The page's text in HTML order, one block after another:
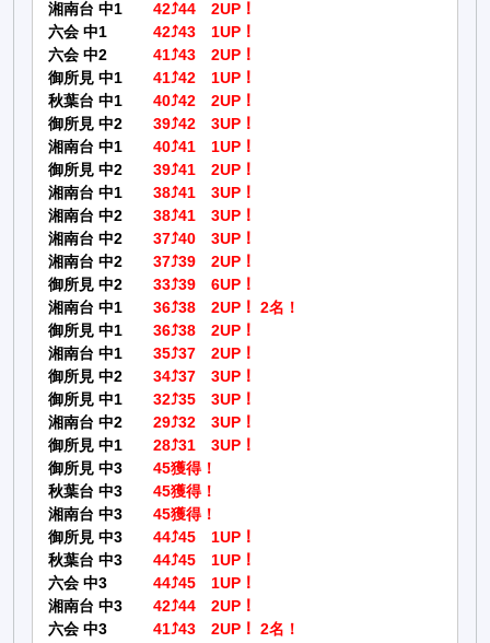
湘南台 中1
42⤴44 2UP！
六会 中1
42⤴43 1UP！
六会 中2
41⤴43 2UP！
御所見 中1
41⤴42 1UP！
秋葉台 中1
40⤴42 2UP！
御所見 中2
39⤴42 3UP！
湘南台 中1
40⤴41 1UP！
御所見 中2
39⤴41 2UP！
湘南台 中1
38⤴41 3UP！
湘南台 中2
38⤴41 3UP！
湘南台 中2
37⤴40 3UP！
湘南台 中2
37⤴39 2UP！
御所見 中2
33⤴39 6UP！
湘南台 中1
36⤴38 2UP！ 2名！
御所見 中1
36⤴38 2UP！
湘南台 中1
35⤴37 2UP！
御所見 中2
34⤴37 3UP！
御所見 中1
32⤴35 3UP！
湘南台 中2
29⤴32 3UP！
御所見 中1
28⤴31 3UP！
御所見 中3
45獲得！
秋葉台 中3
45獲得！
湘南台 中3
45獲得！
御所見 中3
44⤴45 1UP！
秋葉台 中3
44⤴45 1UP！
六会 中3
44⤴45 1UP！
湘南台 中3
42⤴44 2UP！
六会 中3
41⤴43 2UP！ 2名！